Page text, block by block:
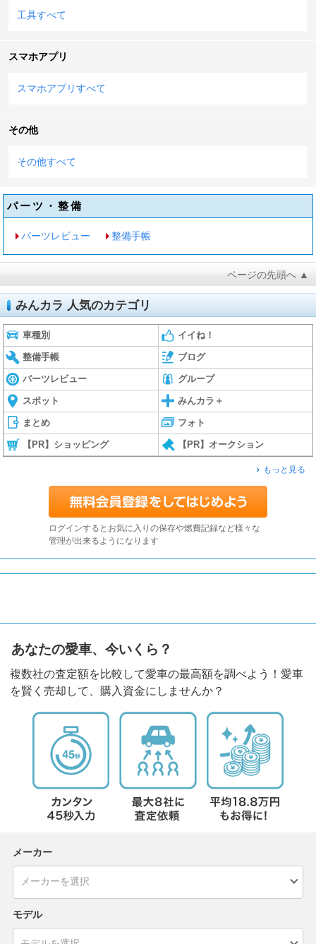
工具すべて
スマホアプリ
スマホアプリすべて
その他
その他すべて
パーツ・整備
パーツレビュー 整備手帳
ページの先頭へ ▲
みんカラ 人気のカテゴリ
車種別 イイね！
整備手帳 ブログ
パーツレビュー グループ
スポット みんカラ＋
まとめ フォト
【PR】ショッピング 【PR】オークション
もっと見る
ログインするとお気に入りの保存や燃費記録など様々な
管理が出来るようになります
あなたの愛車、今いくら？
複数社の査定額を比較して愛車の最高額を調べよう！愛車
を賢く売却して、購入資金にしませんか？
メーカー
モデル